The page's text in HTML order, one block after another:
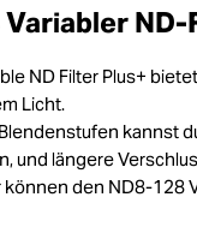
ND Filter Plus+
Licht.
kannst
und längere
den ND8-128